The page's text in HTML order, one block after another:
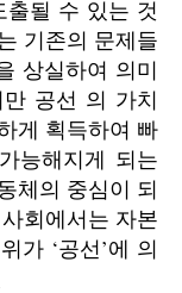
될 수 있는 것
기존의 문제들
상실하여 의미
공선 의 가치
게 획득하여 빠
능해지게 되는
체의 중심이 되
회에서는 자본
가 ‘공선’에 의